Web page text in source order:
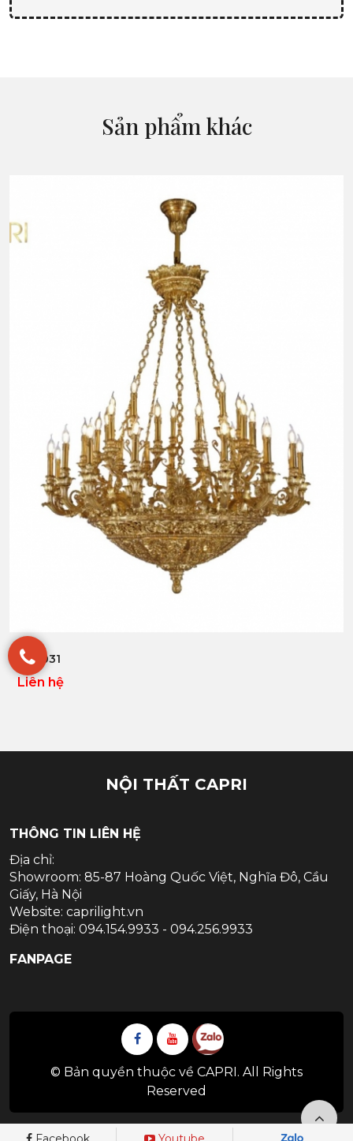
Sản phẩm khác
CAP031
Liên hệ
NỘI THẤT CAPRI
THÔNG TIN LIÊN HỆ
Địa chỉ:
Showroom: 85-87 Hoàng Quốc Việt, Nghĩa Đô, Cầu
Giấy, Hà Nội
Website: caprilight.vn
Điện thoại: 094.154.9933 - 094.256.9933
FANPAGE
© Bản quyền thuộc về CAPRI. All Rights
Reserved